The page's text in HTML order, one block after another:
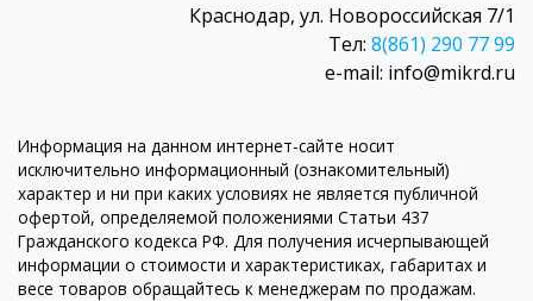
Краснодар, ул. Новороссийская 7/1
Тел: 8(861) 290 77 99
e-mail: info@mikrd.ru
Информация на данном интернет-сайте носит
исключительно информационный (ознакомительный)
характер и ни при каких условиях не является публичной
офертой, определяемой положениями Статьи 437
Гражданского кодекса РФ. Для получения исчерпывающей
информации о стоимости и характеристиках, габаритах и
весе товаров обращайтесь к менеджерам по продажам.